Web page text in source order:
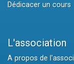
Dédicacer un cours
L'association
A propos de